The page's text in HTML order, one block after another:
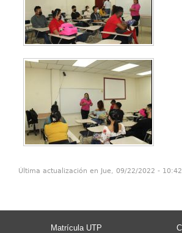
Última actualización en Jue, 09/22/2022 - 10:42
Matrícula UTP